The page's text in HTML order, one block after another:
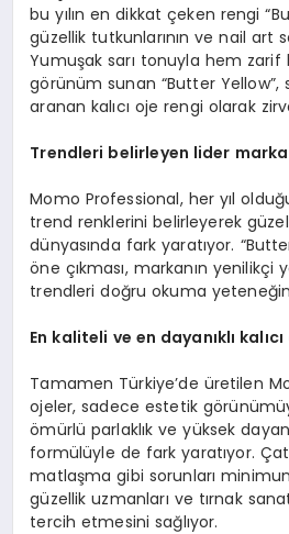
bu yılın en dikkat çeken rengi
güzellik tutkunlarının ve nail art
Yumuşak sarı tonuyla hem
görünüm sunan “Butter Yellow”,
aranan kalıcı oje rengi olarak
Trendleri belirleyen lider marka
Momo Professional, her yıl
trend renklerini belirleyerek
dünyasında fark yaratıyor.
öne çıkması, markanın yenilikçi
trendleri doğru okuma
En kaliteli ve en dayanıklı kalıcı
Tamamen Türkiye’de üretilen
ojeler, sadece estetik
ömürlü parlaklık ve yüksek
formülüyle de fark yaratıyor.
matlaşma gibi sorunları
güzellik uzmanları ve tırnak
tercih etmesini sağlıyor.